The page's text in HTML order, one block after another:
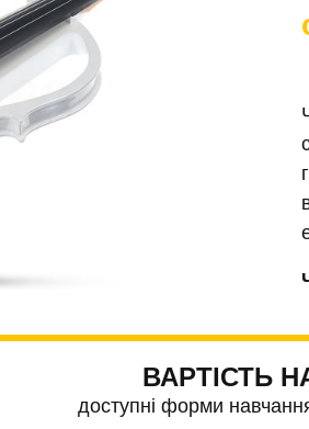
ВАРТІСТЬ
доступні форми